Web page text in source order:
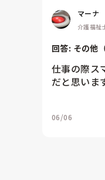
マーナ
介護福祉
回答: その他
仕事の際ス
だと思いま
06/06